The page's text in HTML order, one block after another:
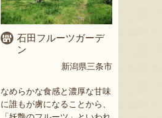
石田フルーツガーデ
ン
新潟県三条市
なめらかな食感と濃厚な甘味
に誰もが虜になることから、